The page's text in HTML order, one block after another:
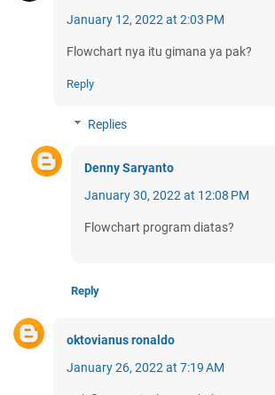
January 12, 2022 at 2:03 PM
Flowchart nya itu gimana ya pak?
Reply
Replies
Denny Saryanto
January 30, 2022 at 12:08 PM
Flowchart program diatas?
Reply
oktovianus ronaldo
January 26, 2022 at 7:19 AM